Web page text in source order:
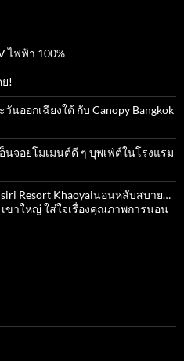
ไฟฟ้า 100%
ย!
นออกเฉียงใต้ กับ Canopy Bangkok
จอยโมเมนต์ดี ๆ บุพเฟ่ต์ในโรงแรม
Resort​ Khaoyaiนอนหลับสบาย…
ขาใหญ่ ใส่ใจเรื่องคุณภาพการนอน